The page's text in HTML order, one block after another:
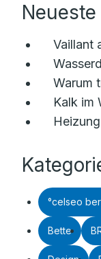
Vaillant
Warum
Kalk im
°celseo
Bette